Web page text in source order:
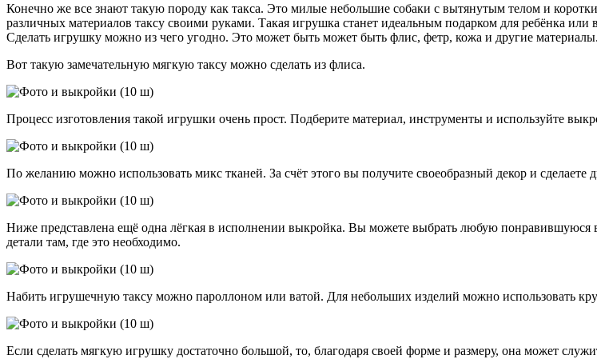
Конечно же все знают такую породу как такса. Это милые небольшие собаки с вытянутым телом и
различных материалов таксу своими руками. Такая игрушка станет идеальным подарком для ребёнка
Сделать игрушку можно из чего угодно. Это может быть может быть флис, фетр, кожа и другие материалы.
Вот такую замечательную мягкую таксу можно сделать из флиса.
Процесс изготовления такой игрушки очень прост. Подберите материал, инструменты и используйте
По желанию можно использовать микс тканей. За счёт этого вы получите своеобразный декор и
Ниже представлена ещё одна лёгкая в исполнении выкройка. Вы можете выбрать любую понравившуюся
детали там, где это необходимо.
Набить игрушечную таксу можно пароллоном или ватой. Для небольших изделий можно использовать
Если сделать мягкую игрушку достаточно большой, то, благодаря своей форме и размеру, она может